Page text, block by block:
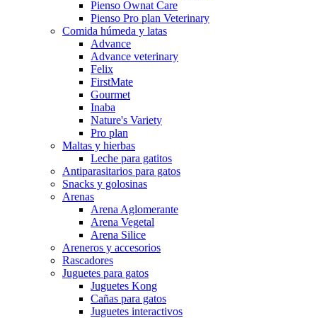
Pienso Ownat Care
Pienso Pro plan Veterinary
Comida húmeda y latas
Advance
Advance veterinary
Felix
FirstMate
Gourmet
Inaba
Nature's Variety
Pro plan
Maltas y hierbas
Leche para gatitos
Antiparasitarios para gatos
Snacks y golosinas
Arenas
Arena Aglomerante
Arena Vegetal
Arena Silice
Areneros y accesorios
Rascadores
Juguetes para gatos
Juguetes Kong
Cañas para gatos
Juguetes interactivos